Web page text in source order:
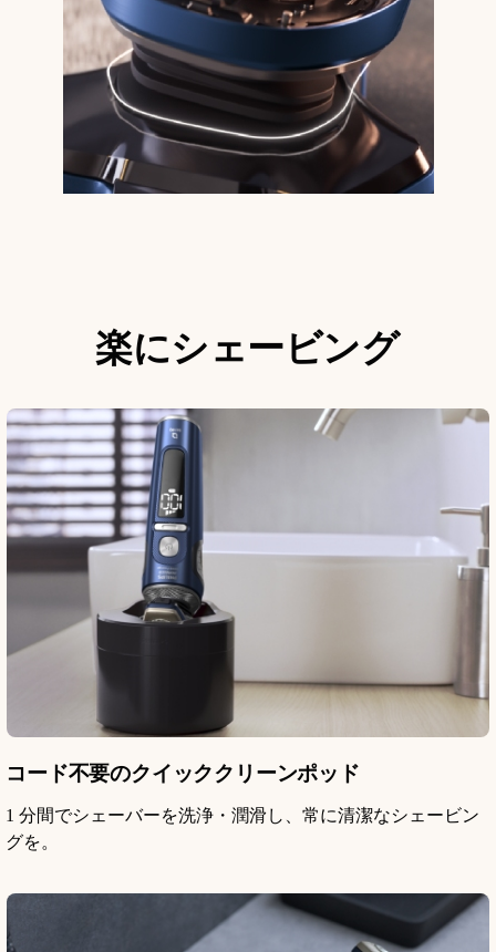
楽にシェービング
コード不要のクイッククリーンポッド
1 分間でシェーバーを洗浄・潤滑し、常に清潔なシェービン
グを。